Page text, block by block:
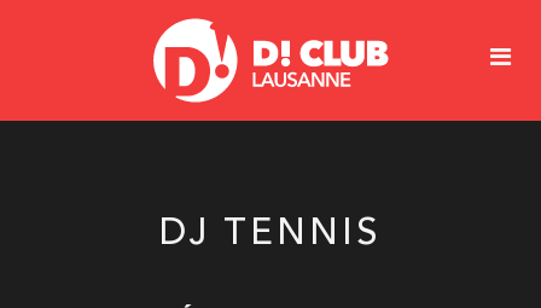
DJ TENNIS